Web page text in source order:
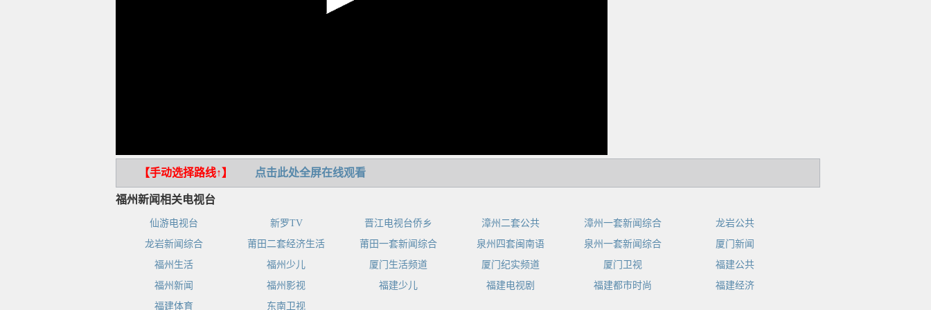
【手动选择路线↑】 点击此处全屏在线观看
福州新闻相关电视台
仙游电视台 新罗TV 晋江电视台侨乡 漳州二套公共 漳州一套新闻综合
龙岩公共
龙岩新闻综合
莆田二套经济生活 莆田一套新闻综合 泉州四套闽南语 泉州一套新闻综合
厦门新闻
福州生活
福州少儿 厦门生活频道 厦门纪实频道 厦门卫视
福建公共
福州新闻
福州影视 福建少儿 福建电视剧 福建都市时尚
福建经济
福建体育
东南卫视